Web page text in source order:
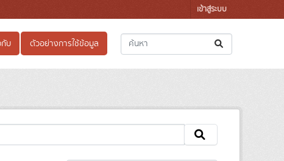
เข้าสู่ระบบ
กับ ตัวอย่างการใช้ข้อมูล